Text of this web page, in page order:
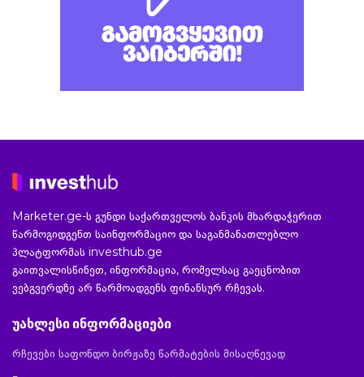
Marketer.ge-ს გუნდი საქართველოს ბანკის მხარდაჭერით
წარმოგიდგენთ საინფორმაციო და საგანმანათლებლო
პლატფორმას investhub.ge
გაითვალისწინეთ, ინფორმაცია, რომელსაც გაეცნობით
ვებგვერდზე არ წარმოადგენს ფინანსურ რჩევას.
უახლესი ინფორმაციები
რჩევები საფონდო ბირჟაზე წარმატების მისაღწევად